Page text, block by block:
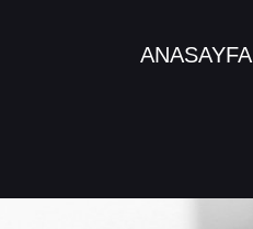
ANASAYFA